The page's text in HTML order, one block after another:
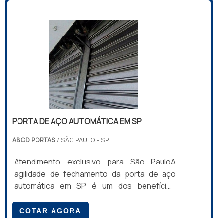
loja graças à textura da chapa.PRINCIPAIS
VANTAGENS DE BOAS PORTAS TRANSVISION
O material reúne o que há de melhor na
tecnologia das portas de enrolar. Por um
lado, são po.
PORTA DE AÇO AUTOMÁTICA EM SP
ABCD PORTAS / SÃO PAULO - SP
Atendimento exclusivo para São PauloA
agilidade de fechamento da porta de aço
automática em SP é um dos benefícios
sua comodidade de operação, que envolve
COTAR AGORA